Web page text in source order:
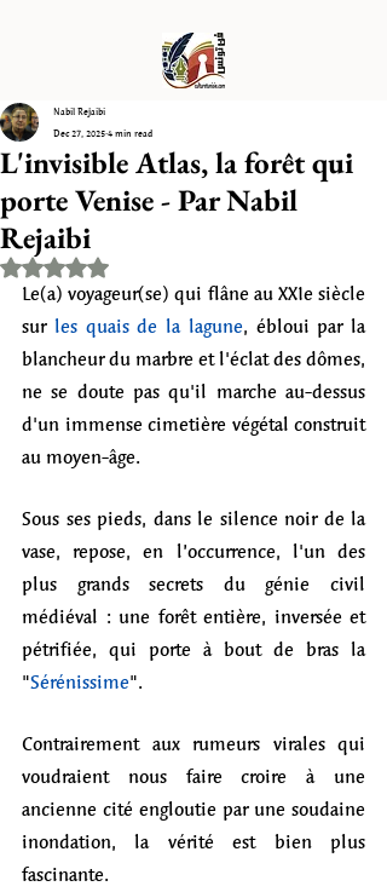
L'invisible Atlas, la forêt qui
porte Venise - Par Nabil
Rejaibi
Nabil Rejaibi
Dec 27, 20254 min read
Rated NaN out of 5 stars.
Le(a) voyageur(se) qui flâne au XXIe siècle
sur les quais de la lagune, ébloui par la
blancheur du marbre et l'éclat des dômes,
ne se doute pas qu'il marche au-dessus
d'un immense cimetière végétal construit
au moyen-âge.
Sous ses pieds, dans le silence noir de la
vase, repose, en l’occurrence, l'un des
plus grands secrets du génie civil
médiéval : une forêt entière, inversée et
pétrifiée, qui porte à bout de bras la
"Sérénissime".
Contrairement aux rumeurs virales qui
voudraient nous faire croire à une
ancienne cité engloutie par une soudaine
inondation, la vérité est bien plus
fascinante.